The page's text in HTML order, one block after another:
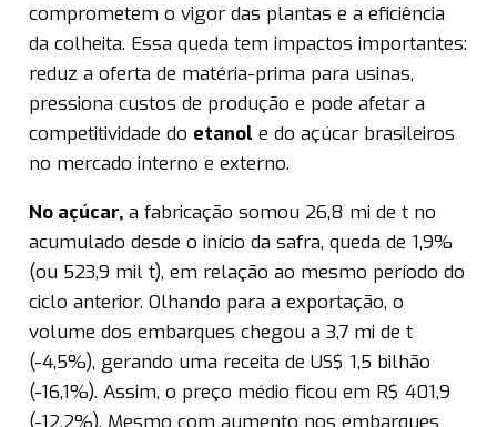
comprometem o vigor das plantas e a eficiência
da colheita. Essa queda tem impactos importantes:
reduz a oferta de matéria-prima para usinas,
pressiona custos de produção e pode afetar a
competitividade do etanol e do açúcar brasileiros
no mercado interno e externo.
No açúcar, a fabricação somou 26,8 mi de t no
acumulado desde o início da safra, queda de 1,9%
(ou 523,9 mil t), em relação ao mesmo período do
ciclo anterior. Olhando para a exportação, o
volume dos embarques chegou a 3,7 mi de t
(-4,5%), gerando uma receita de US$ 1,5 bilhão
(-16,1%). Assim, o preço médio ficou em R$ 401,9